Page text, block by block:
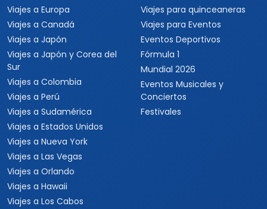
Viajes a Europa
Viajes a Canadá
Viajes a Japón
Viajes a Japón y Corea del
Sur
Viajes a Colombia
Viajes a Perú
Viajes a Sudamérica
Viajes a Estados Unidos
Viajes a Nueva York
Viajes a Las Vegas
Viajes a Orlando
Viajes a Hawaii
Viajes a Los Cabos
Viajes para quinceaneras
Viajes para Eventos
Eventos Deportivos
Fórmula 1
Mundial 2026
Eventos Musicales y
Conciertos
Festivales